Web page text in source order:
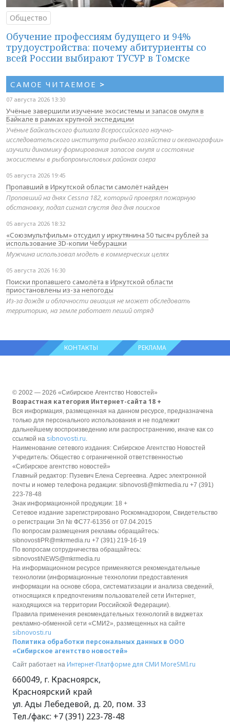
Общество
Обучение профессиям будущего и 94%
трудоустройства: почему абитуриенты со
всей России выбирают ТУСУР в Томске
САМОЕ ЧИТАЕМОЕ >
07 августа 2026 13:30
Учёные завершили изучение экосистемы и запасов омуля в
Байкале в рамках крупной экспедиции
Учёные Байкальского филиала Всероссийского научно-
исследовательского института рыбного хозяйства и океанографии»
изучили динамику формирования запасов омуля и состояние
экосистемы в рыбопромысловых районах озера
05 августа 2026 19:45
Пропавший в Иркутской области самолёт найден
Пропавший на днях Cessna 182, который проверял пожарную
обстановку, подал сигнал спустя два дня поисков
05 августа 2026 18:32
«Союзмультфильм» отсудил у иркутянина 50 тысяч рублей за
использование 3D-копии Чебурашки
Мужчина использовал модель в коммерческих целях
05 августа 2026 16:30
Поиски пропавшего самолёта в Иркутской области
приостановлены из-за непогоды
Из-за дождя и облачности авиация не может обследовать
территорию, на земле работает пеший отряд
КОНТАКТЫ РЕКЛАМА
© 2002 — 2026 «Сибирское Агентство Новостей»
Возрастная категория Интернет-сайта 18 +
Вся информация, размещенная на данном ресурсе, предназначена
только для персонального использования и не подлежит
дальнейшему воспроизведению или распространению, иначе как со
ссылкой на sibnovosti.ru
Наименование сетевого издания: Сибирское Агентство Новостей
Учредитель: Общество с ограниченной ответственностью
«Сибирское агентство новостей»
Главный редактор: Пузевич Елена Сергеевна. Адрес электронной
почты и номер телефона редакции: sibnovosti@mkrmedia.ru +7 (391)
223-78-48
Знак информационной продукции: 18 +
Сетевое издание зарегистрировано Роскомнадзором, Свидетельство
о регистрации Эл № ФС77-61356 от 07.04.2015
По вопросам размещения рекламы обращайтесь:
sibnovostiPR@mkrmedia.ru +7 (391) 219-16-19
По вопросам сотрудничества обращайтесь:
sibnovostiNEWS@mkrmedia.ru
На информационном ресурсе применяются рекомендательные
технологии (информационные технологии предоставления
информации на основе сбора, систематизации и анализа сведений,
относящихся к предпочтениям пользователей сети Интернет,
находящихся на территории Российской Федерации).
Правила применения рекомендательных технологий в виджетах
рекламно-обменной сети «СМИ2», размещенных на сайте
sibnovosti.ru
Политика обработки персональных данных в ООО
«Сибирское агентство новостей»
Сайт работает на Интернет-Платформе для СМИ MoreSMI.ru
660049, г. Красноярск,
Красноярский край
ул. Ады Лебедевой, д. 20, пом. 33
Тел./факс: +7 (391) 223-78-48